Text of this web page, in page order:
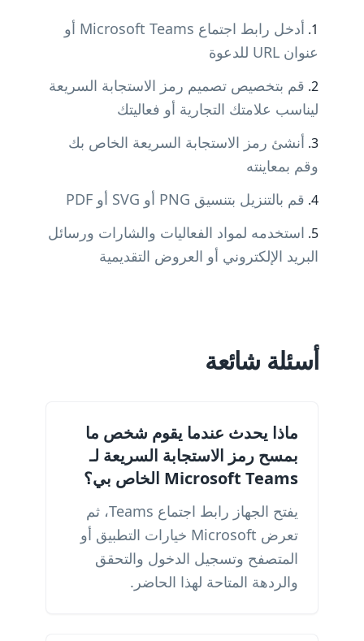
أدخل رابط اجتماع Microsoft Teams أو
عنوان URL للدعوة
قم بتخصيص تصميم رمز الاستجابة السريعة
ليناسب علامتك التجارية أو فعاليتك
أنشئ رمز الاستجابة السريعة الخاص بك
وقم بمعاينته
قم بالتنزيل بتنسيق PNG أو SVG أو PDF
استخدمه لمواد الفعاليات والشارات ورسائل
البريد الإلكتروني أو العروض التقديمية
أسئلة شائعة
ماذا يحدث عندما يقوم شخص ما
بمسح رمز الاستجابة السريعة لـ
Microsoft Teams الخاص بي؟
يفتح الجهاز رابط اجتماع Teams، ثم
تعرض Microsoft خيارات التطبيق أو
المتصفح وتسجيل الدخول والتحقق
والردهة المتاحة لهذا الحاضر.